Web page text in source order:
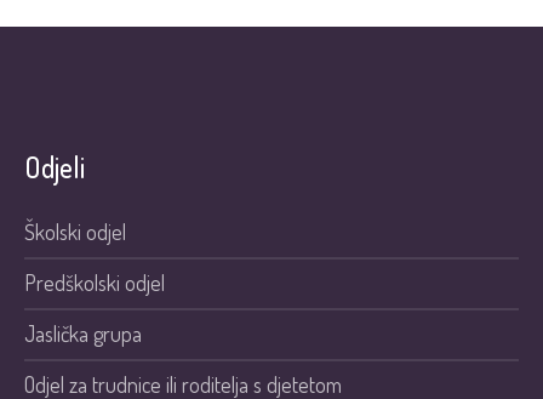
Odjeli
Školski odjel
Predškolski odjel
Jaslička grupa
Odjel za trudnice ili roditelja s djetetom